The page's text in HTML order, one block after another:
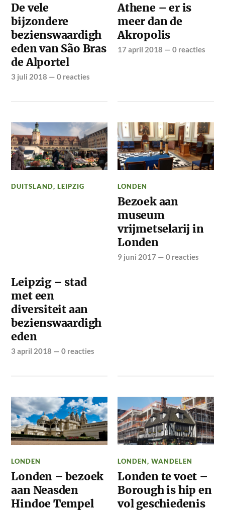
De vele
bijzondere
bezienswaardigh
eden van São Bras
de Alportel
3 juli 2018 —0 reacties
Athene – er is
meer dan de
Akropolis
17 april 2018 —0 reacties
DUITSLAND,LEIPZIG
Leipzig – stad
met een
diversiteit aan
bezienswaardigh
eden
3 april 2018 —0 reacties
LONDEN
Bezoek aan
museum
vrijmetselarij in
Londen
9 juni 2017 —0 reacties
LONDEN
Londen – bezoek
aan Neasden
Hindoe Tempel
LONDEN,WANDELEN
Londen te voet –
Borough is hip en
vol geschiedenis